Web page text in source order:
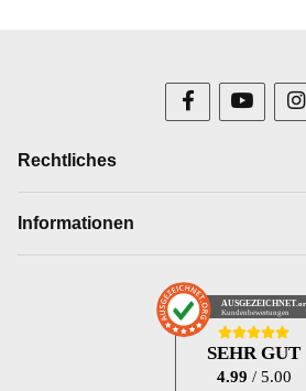
Rechtliches
Informationen
AUSGEZEICHNET
Kundenbewertungen
SEHR GUT
4.99 / 5.00